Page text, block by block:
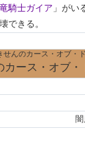
竜騎士ガイア 」がい
できる。
せんのカース・オブ・
カース・オブ・